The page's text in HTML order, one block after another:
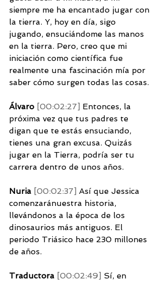
siempre me ha encantado jugar con
la tierra. Y, hoy en día, sigo
jugando, ensuciándome las manos
en la tierra. Pero, creo que mi
iniciación como científica fue
realmente una fascinación mía por
saber cómo surgen todas las cosas.
Álvaro [00:02:27] Entonces, la
próxima vez que tus padres te
digan que te estás ensuciando,
tienes una gran excusa. Quizás
jugar en la Tierra, podría ser tu
carrera dentro de unos años.
Nuria [00:02:37] Así que Jessica
comenzaránuestra historia,
llevándonos a la época de los
dinosaurios más antiguos. El
periodo Triásico hace 230 millones
de años.
Traductora [00:02:49] Sí, en